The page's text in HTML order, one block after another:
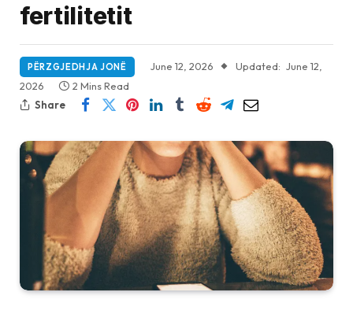
fertilitetit
PËRZGJEDHJA JONË June 12, 2026 Updated: June 12,
2026
2 Mins Read
Share